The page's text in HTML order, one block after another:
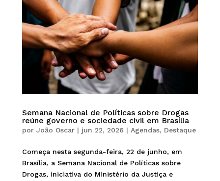
Semana Nacional de Políticas sobre Drogas
reúne governo e sociedade civil em Brasília
por João Oscar| jun 22, 2026 | Agendas, Destaque
Começa nesta segunda-feira, 22 de junho, em
Brasília, a Semana Nacional de Políticas sobre
Drogas, iniciativa do Ministério da Justiça e